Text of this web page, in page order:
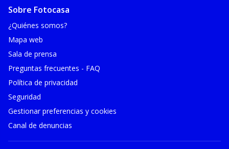
Sobre Fotocasa
¿Quiénes somos?
Mapa web
Sala de prensa
Preguntas frecuentes - FAQ
Política de privacidad
Seguridad
Gestionar preferencias y cookies
Canal de denuncias